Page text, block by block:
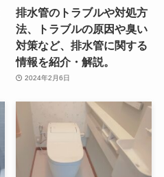
排水管のトラブルや対処方
法、トラブルの原因や臭い
対策など、排水管に関する
情報を紹介・解説。
2024年2月6日